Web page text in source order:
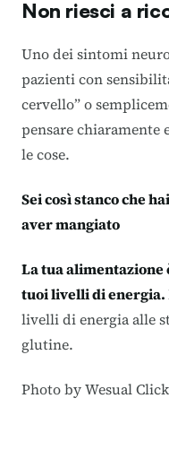
Non riesci a
Uno dei sintomi
pazienti con
cervello” o
pensare chiaramente
le cose.
Sei così stanco che
aver mangiato
La tua
tuoi livelli di energia.
livelli di energia alle
glutine.
Photo byWesual Click